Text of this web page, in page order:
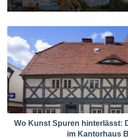
Wo Kunst Spuren hinterlässt:
im Kantorhaus